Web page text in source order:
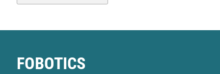
FOBOTICS